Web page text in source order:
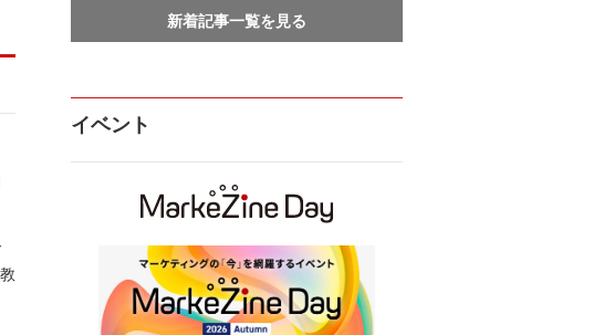
新着記事一覧を見る
イベント